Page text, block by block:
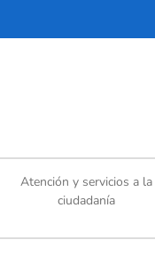
Atención y servicios a la
ciudadanía